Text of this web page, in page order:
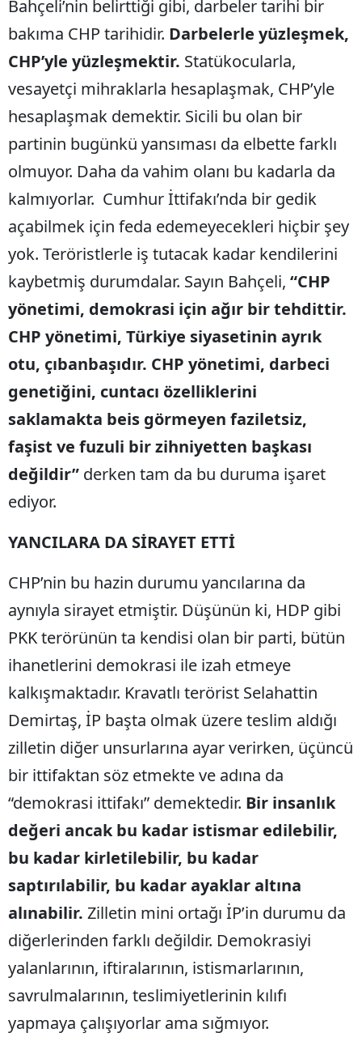
Bahçeli’nin belirttiği gibi, darbeler tarihi bir
bakıma CHP tarihidir. Darbelerle yüzleşmek,
CHP’yle yüzleşmektir. Statükocularla,
vesayetçi mihraklarla hesaplaşmak, CHP’yle
hesaplaşmak demektir. Sicili bu olan bir
partinin bugünkü yansıması da elbette farklı
olmuyor. Daha da vahim olanı bu kadarla da
kalmıyorlar. Cumhur İttifakı’nda bir gedik
açabilmek için feda edemeyecekleri hiçbir şey
yok. Teröristlerle iş tutacak kadar kendilerini
kaybetmiş durumdalar. Sayın Bahçeli, “CHP
yönetimi, demokrasi için ağır bir tehdittir.
CHP yönetimi, Türkiye siyasetinin ayrık
otu, çıbanbaşıdır. CHP yönetimi, darbeci
genetiğini, cuntacı özelliklerini
saklamakta beis görmeyen faziletsiz,
faşist ve fuzuli bir zihniyetten başkası
değildir” derken tam da bu duruma işaret
ediyor.
YANCILARA DA SİRAYET ETTİ
CHP’nin bu hazin durumu yancılarına da
aynıyla sirayet etmiştir. Düşünün ki, HDP gibi
PKK terörünün ta kendisi olan bir parti, bütün
ihanetlerini demokrasi ile izah etmeye
kalkışmaktadır. Kravatlı terörist Selahattin
Demirtaş, İP başta olmak üzere teslim aldığı
zilletin diğer unsurlarına ayar verirken, üçüncü
bir ittifaktan söz etmekte ve adına da
“demokrasi ittifakı” demektedir. Bir insanlık
değeri ancak bu kadar istismar edilebilir,
bu kadar kirletilebilir, bu kadar
saptırılabilir, bu kadar ayaklar altına
alınabilir. Zilletin mini ortağı İP’in durumu da
diğerlerinden farklı değildir. Demokrasiyi
yalanlarının, iftiralarının, istismarlarının,
savrulmalarının, teslimiyetlerinin kılıfı
yapmaya çalışıyorlar ama sığmıyor.